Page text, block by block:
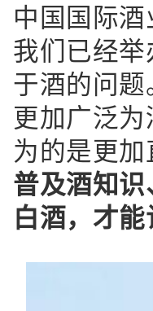
中国国际
我们已经
于酒的问
更加广泛
为的是更
普及酒知
白酒，才